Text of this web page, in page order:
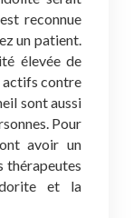
reconnue
un patient.
élevée de
actifs contre
sont aussi
Pour
avoir un
thérapeutes
et la